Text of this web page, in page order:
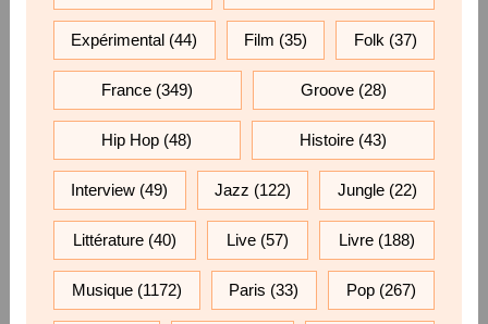
Expérimental (44) Film (35) Folk (37)
France (349) Groove(28)
Hip Hop (48) Histoire(43)
Interview (49) Jazz (122) Jungle(22)
Littérature(40) Live (57) Livre (188)
Musique(1172) Paris (33) Pop (267)